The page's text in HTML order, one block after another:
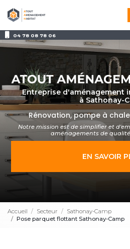
au
contenu
principal
04 78 08 78 06
Entreprise d'aménagement
à Sathonay-
Rénovation, pompe à
Notre mission est de simplifier et
aménagementsde
EN SAVOIR
Accueil Secteur
Sathonay-Camp
Pose parquet flottant Sathonay-Camp